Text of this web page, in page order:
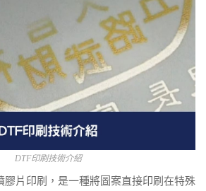
DTF印刷技術介紹
膠片印刷，是一種將圖案直接印刷在特殊